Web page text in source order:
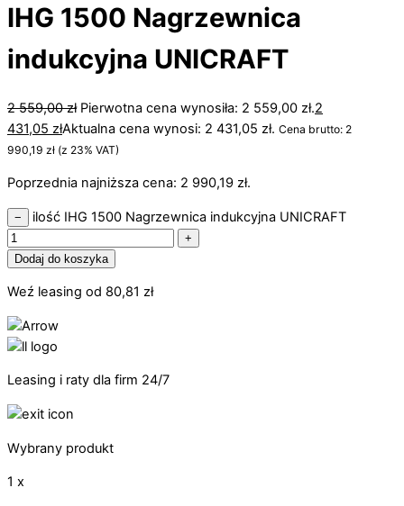
IHG 1500 Nagrzewnica
indukcyjna UNICRAFT
2 559,00zł Pierwotna cena wynosiła: 2 559,00 zł.2
431,05 złAktualna cena wynosi: 2 431,05 zł. Cena brutto: 2
990,19 zł (z 23% VAT)
Poprzednia najniższa cena: 2 990,19 zł.
− ilość IHG 1500 Nagrzewnica indukcyjna UNICRAFT
+
Dodaj do koszyka
Weź leasing od 80,81 zł
Leasing i raty dla firm 24/7
Wybrany produkt
1 x